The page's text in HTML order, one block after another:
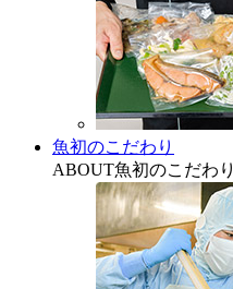
魚初のこだわり
ABOUT魚初のこだわり